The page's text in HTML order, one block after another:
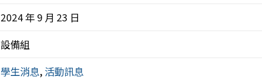
2024 年 9 月 23 日
設備組
學生消息, 活動訊息